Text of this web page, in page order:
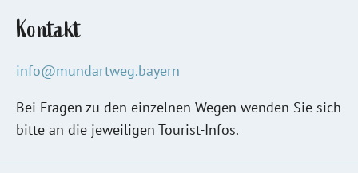
Kontakt
info@mundartweg.bayern
Bei Fragen zu den einzelnen Wegen wenden Sie sich
bitte an die jeweiligen Tourist-Infos.